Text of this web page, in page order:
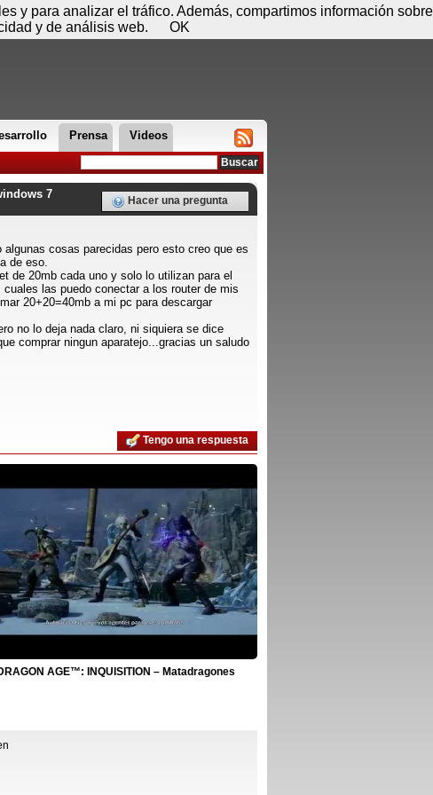
Prensa Videos
7
Hacer una pregunta
cosas parecidas pero esto creo que es
de eso.
de 20mb cada uno y solo lo utilizan para el
las puedo conectar a los router de mis
20+20=40mb a mi pc para descargar
no lo deja nada claro, ni siquiera se dice
comprar ningun aparatejo...gracias un saludo
Tengo una respuesta
AGE™: INQUISITION – Matadragones
Sábado 08 de agosto - 14:04 Registrar Conectar
y para analizar el tráfico. Además, compartimos información sobre
y de análisis web.
OK